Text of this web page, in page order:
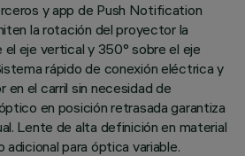
y app de Push Notification
la rotación del proyector la
eje vertical y 350° sobre el eje
rápido de conexión eléctrica y
en el carril sin necesidad de
en posición retrasada garantiza
Lente de alta definición en material
para óptica variable.